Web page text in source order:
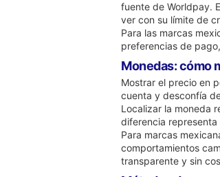
fuente de Worldpay.
ver con su límite de
Para las marcas
preferencias de
Monedas: cómo
Mostrar el precio en
cuenta y desconfía
Localizar la moneda
diferencia
Para marcas
comportamientos
transparente y sin